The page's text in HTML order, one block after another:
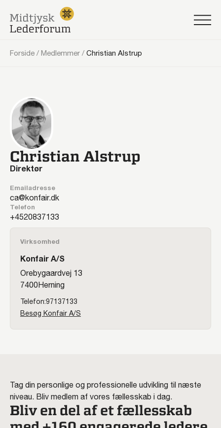
Forside / Medlemmer / Christian Alstrup
Christian Alstrup
Direktør
Emailadresse
ca@konfair.dk
Telefon
20837133
Virksomhed
Konfair A/S
Orebygaardvej 13
7400Herning
97137133
Besøg Konfair A/S
Tag din personlige og professionelle udvikling til næste
niveau. Bliv medlem af vores fællesskab i dag.
Bliv en del af et fællesskab